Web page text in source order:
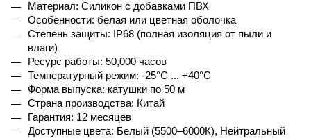
Материал: Силикон с добавками ПВХ
Особенности: белая или цветная оболочка
Степень защиты:
IP68 (полная изоляция от пыли и
влаги)
Ресурс работы: 50,000 часов
Температурный режим: -25°C ... +40°C
Форма выпуска: катушки по 50 м
Страна производства: Китай
Гарантия: 12 месяцев
Доступные цвета: Белый (5500–6000К), Нейтральный